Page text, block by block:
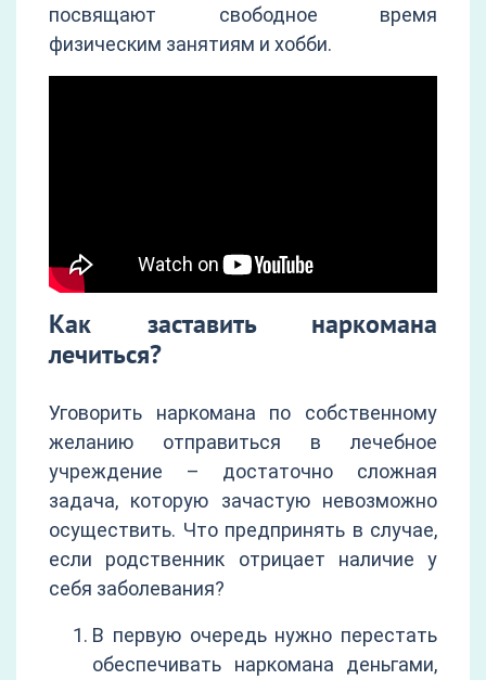
посвящают свободное время
физическим занятиям и хобби.
Как заставить наркомана
лечиться?
Уговорить наркомана по собственному
желанию отправиться в лечебное
учреждение – достаточно сложная
задача, которую зачастую невозможно
осуществить. Что предпринять в случае,
если родственник отрицает наличие у
себя заболевания?
В первую очередь нужно перестать
обеспечивать наркомана деньгами,